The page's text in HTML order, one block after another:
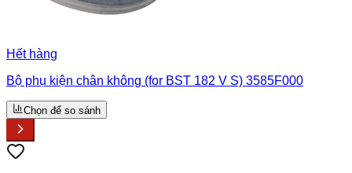
Hết hàng
Bộ phụ kiện chân không (for BST 182 V S) 3585F000
Chọn để so sánh